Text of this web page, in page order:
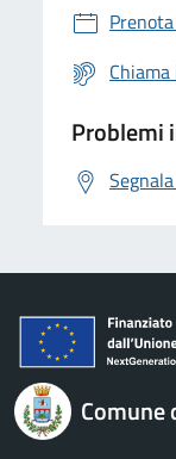
Problemi